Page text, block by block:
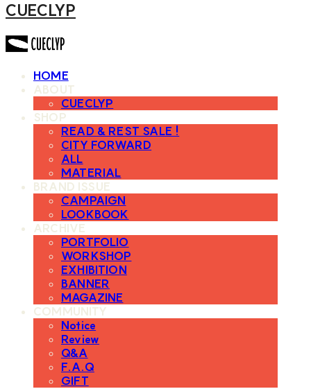
CUECLYP
HOME
ABOUT
CUECLYP
SHOP
READ & REST SALE !
CITY FORWARD
ALL
MATERIAL
BRAND ISSUE
CAMPAIGN
LOOKBOOK
ARCHIVE
PORTFOLIO
WORKSHOP
EXHIBITION
BANNER
MAGAZINE
COMMUNITY
Notice
Review
Q&A
F.A.Q
GIFT